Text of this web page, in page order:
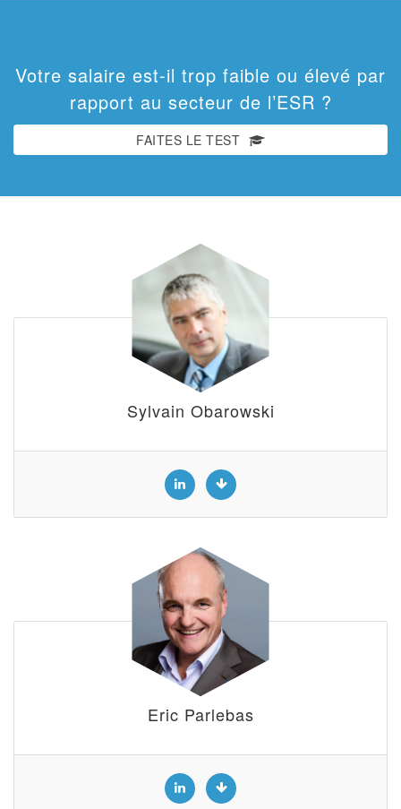
Votre salaire est-il trop faible ou élevé par
rapport au secteur de l’ESR ?
FAITES LE TEST
Sylvain Obarowski
Eric Parlebas